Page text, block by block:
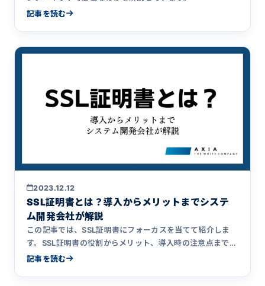
記事を読む
2023.12.12
SSL証明書とは？導入からメリットまでシステ
ム開発会社が解説
この記事では、SSL証明書にフォーカスを当てて紹介しま
す。SSL証明書の役割からメリット、導入時の注意点まで解
説します。
記事を読む